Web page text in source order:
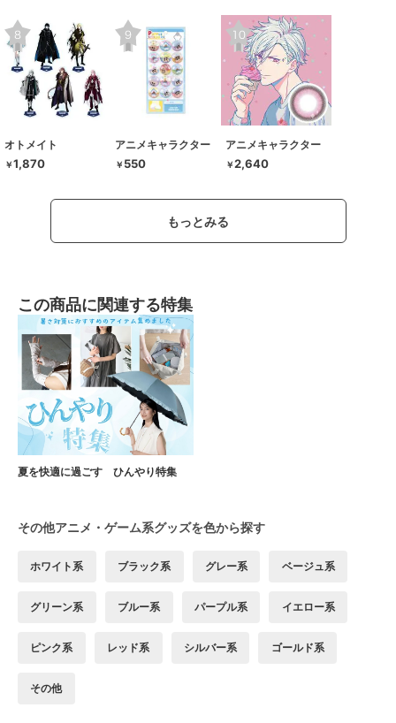
オトメイト
￥1,870
アニメキャラクター
￥ 550
アニメキャラクター
￥2,640
もっとみる
この商品に関連する特集
夏を快適に過ごす ひんやり特集
その他アニメ・ゲーム系グッズを色から探す
ホワイト系 ブラック系 グレー系 ベージュ系
グリーン系 ブルー系 パープル系 イエロー系
ピンク系 レッド系 シルバー系 ゴールド系
その他